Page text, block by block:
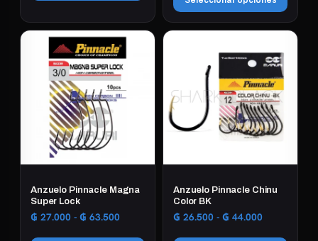
hasta
₲ 31.500
Este
producto
múltiples
variantes.
opciones
pueden
en
página
desde
₲ 5.500
₲ 17.000
Este
múltiples
variantes.
Las
opciones
pueden
en
Anzuelo Pinnacle Magna
Super Lock
₲ 27.000 - ₲ 63.500Rango
Anzuelo Pinnacle Chinu
Color BK
₲ 26.500 - ₲ 44.000Rango